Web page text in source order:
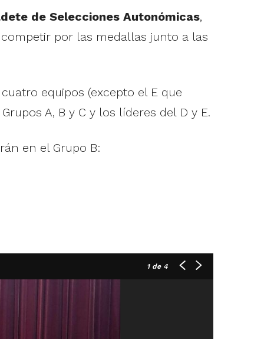
de Selecciones Autonómicas,
por las medallas junto a las
equipos (excepto el E que
A, B y C y los líderes del D y E.
en el Grupo B:
1de 4